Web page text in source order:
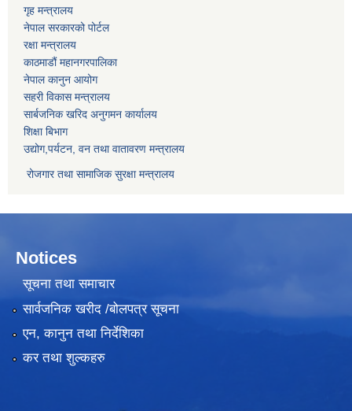
गृह मन्त्रालय
नेपाल सरकारको पोर्टल
रक्षा मन्त्रालय
काठमाडौं महानगरपालिका
नेपाल कानुन आयोग
सहरी विकास मन्त्रालय
सार्बजनिक खरिद अनुगमन कार्यालय
शिक्षा बिभाग
उद्योग,पर्यटन, वन तथा वातावरण मन्त्रालय
रोजगार तथा सामाजिक सुरक्षा मन्त्रालय
Notices
सूचना तथा समाचार
सार्वजनिक खरीद /बोलपत्र सूचना
एन, कानुन तथा निर्देशिका
कर तथा शुल्कहरु